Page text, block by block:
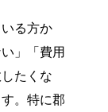
る方か
」「費用
たくな
。特に郡